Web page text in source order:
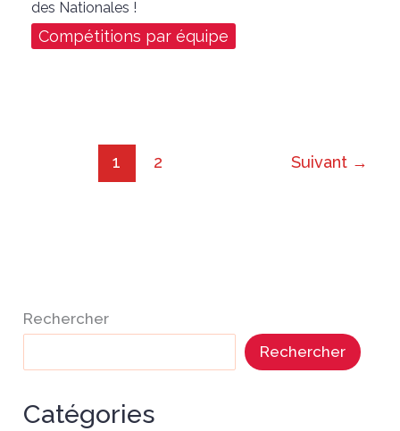
des Nationales !
Compétitions par équipe
1 2 Suivant →
Rechercher
Rechercher
Catégories